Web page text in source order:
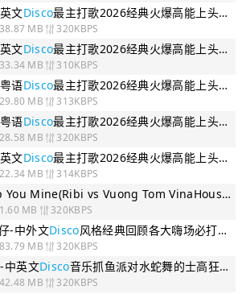
文Disco最主打歌2026经典火爆高能上头音乐DJ串烧V2
MB 320KBPS
文Disco最主打歌2026经典火爆高能上头音乐DJ串烧V4
MB 310KBPS
语Disco最主打歌2026经典火爆高能上头音乐DJ串烧V7
MB 313KBPS
语Disco最主打歌2026经典火爆高能上头音乐DJ串烧V1
MB 320KBPS
文Disco最主打歌2026经典火爆高能上头音乐DJ串烧V5
MB 314KBPS
You Mine(Ribi vs Vuong Tom VinaHouse Mix)
MB 320KBPS
-中外文Disco风格经典回顾各大嗨场必打劲爆串烧
MB 320KBPS
中英文Disco音乐抓鱼派对水蛇舞的士高狂欢串烧
MB 320KBPS